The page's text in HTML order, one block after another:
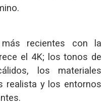
recientes con la
el 4K; los tonos de
los materiales
realista y los entornos